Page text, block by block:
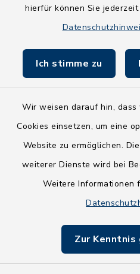
hierfür können Sie
Ich stimme zu
Wir weisen darauf hin,
Cookies einsetzen, um eine
Website zu ermöglichen.
weiterer Dienste wird bei
Weitere Informationen
Zur Kenntnis
Holsteiner Auenland
Fundbüro